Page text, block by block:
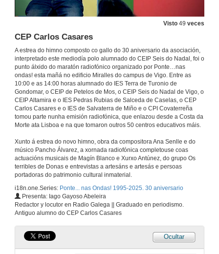
Visto 49 veces
CEP Carlos Casares
A estrea do himno composto co gallo do 30 aniversario da asociación,
interpretado este mediodía polo alumnado do CEIP Seis do Nadal, foi o
punto álxido do maratón radiofónico organizado por Ponte…nas
ondas! esta mañá no edificio Miralles do campus de Vigo. Entre as
10:00 e as 14:00 horas alumnado do IES Terra de Turonio de
Gondomar, o CEIP de Petelos de Mos, o CEIP Seis do Nadal de Vigo, o
CEIP Altamira e o IES Pedras Rubias de Salceda de Caselas, o CEP
Carlos Casares e o IES de Salvaterra de Miño e o CPI Covaterreña
tomou parte nunha emisión radiofónica, que enlazou desde a Costa da
Morte ata Lisboa e na que tomaron outros 50 centros educativos máis.
Xunto á estrea do novo himno, obra da compositora Ana Senlle e do
músico Pancho Álvarez, a xornada radiofónica completouse coas
actuacións musicais de Magín Blanco e Xurxo Antúnez, do grupo Os
terribles de Donas e entrevistas a artesáns e artesás e persoas
portadoras do patrimonio cultural inmaterial.
i18n.one.Series: Ponte... nas Ondas! 1995-2025. 30 aniversario
Presenta: Iago Gayoso Abeleira
Redactor y locutor en Radio Galega || Graduado en periodismo.
Antiguo alumno do CEP Carlos Casares
Ocultar
26 de mar. de 2025
CEIP Seis do Nadal
26 de mar. de 2025
CEP Altamira
IES Pedras Rubias
26 de mar. de 2025
Xurxo Antúnez